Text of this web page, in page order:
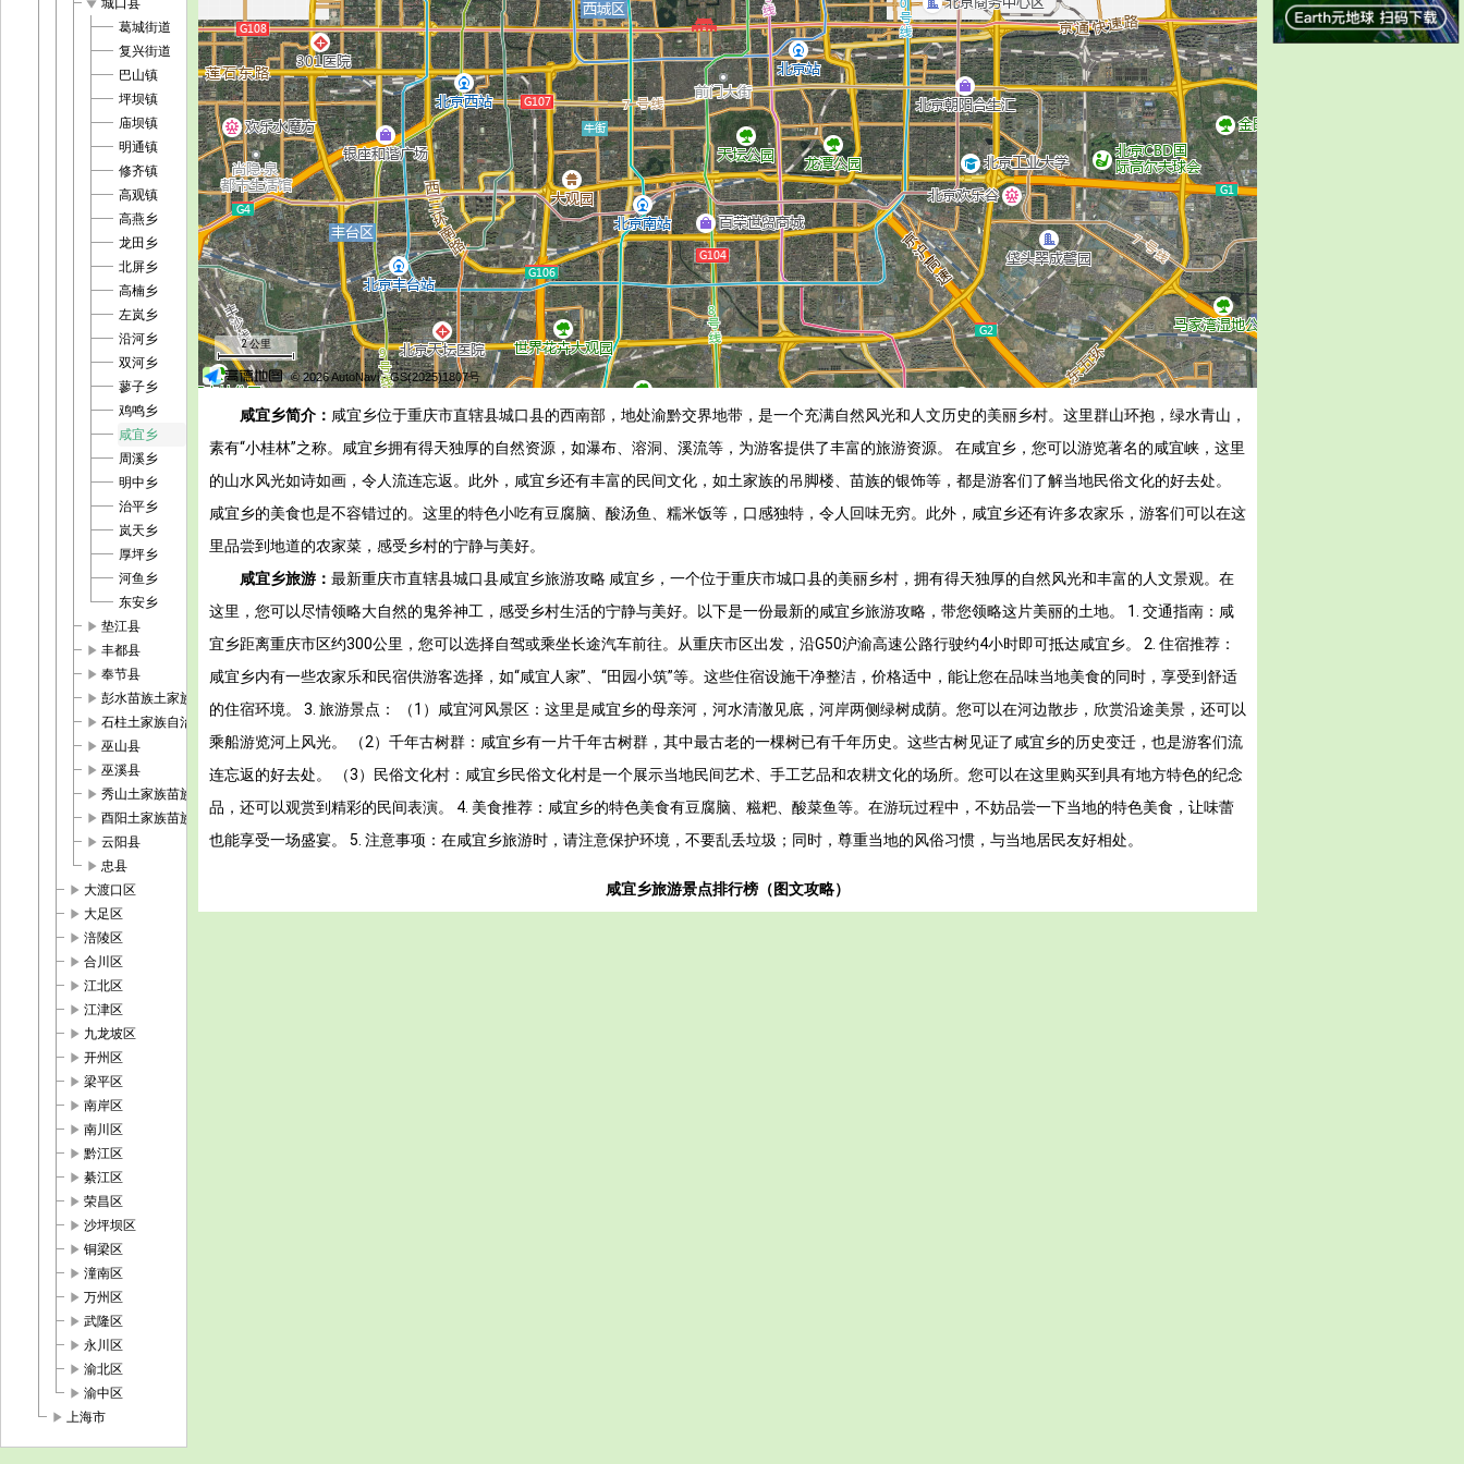
城口县
葛城街道
复兴街道
巴山镇
坪坝镇
庙坝镇
明通镇
修齐镇
高观镇
高燕乡
龙田乡
北屏乡
高楠乡
左岚乡
沿河乡
双河乡
蓼子乡
鸡鸣乡
咸宜乡
周溪乡
明中乡
治平乡
岚天乡
厚坪乡
河鱼乡
东安乡
play_arrow 垫江县
play_arrow 丰都县
play_arrow 奉节县
play_arrow 彭水苗族土家族自治县
play_arrow 石柱土家族自治县
play_arrow 巫山县
play_arrow 巫溪县
play_arrow 秀山土家族苗族自治县
play_arrow 酉阳土家族苗族自治县
play_arrow 云阳县
play_arrow 忠县
play_arrow 大渡口区
play_arrow 大足区
play_arrow 涪陵区
play_arrow 合川区
play_arrow 江北区
play_arrow 江津区
play_arrow 九龙坡区
play_arrow 开州区
play_arrow 梁平区
play_arrow 南岸区
play_arrow 南川区
play_arrow 黔江区
play_arrow 綦江区
play_arrow 荣昌区
play_arrow 沙坪坝区
play_arrow 铜梁区
play_arrow 潼南区
play_arrow 万州区
play_arrow 武隆区
play_arrow 永川区
play_arrow 渝北区
play_arrow 渝中区
play_arrow 上海市
2 公里
© 2026 AutoNavi- GS(2025)1807号
咸宜乡简介： 咸宜乡位于重庆市直辖县城口县的西南部，地处渝黔交界地带，是一个充满自然风光和人文历史的美丽乡村。这里群山环抱，绿水青山，
素有“小桂林”之称。咸宜乡拥有得天独厚的自然资源，如瀑布、溶洞、溪流等，为游客提供了丰富的旅游资源。 在咸宜乡，您可以游览著名的咸宜峡，这里
的山水风光如诗如画，令人流连忘返。此外，咸宜乡还有丰富的民间文化，如土家族的吊脚楼、苗族的银饰等，都是游客们了解当地民俗文化的好去处。
咸宜乡的美食也是不容错过的。这里的特色小吃有豆腐脑、酸汤鱼、糯米饭等，口感独特，令人回味无穷。此外，咸宜乡还有许多农家乐，游客们可以在这
里品尝到地道的农家菜，感受乡村的宁静与美好。
咸宜乡旅游： 最新重庆市直辖县城口县咸宜乡旅游攻略 咸宜乡，一个位于重庆市城口县的美丽乡村，拥有得天独厚的自然风光和丰富的人文景观。在
这里，您可以尽情领略大自然的鬼斧神工，感受乡村生活的宁静与美好。以下是一份最新的咸宜乡旅游攻略，带您领略这片美丽的土地。 1. 交通指南：咸
宜乡距离重庆市区约300公里，您可以选择自驾或乘坐长途汽车前往。从重庆市区出发，沿G50沪渝高速公路行驶约4小时即可抵达咸宜乡。 2. 住宿推荐：
咸宜乡内有一些农家乐和民宿供游客选择，如“咸宜人家”、“田园小筑”等。这些住宿设施干净整洁，价格适中，能让您在品味当地美食的同时，享受到舒适
的住宿环境。 3. 旅游景点： （1）咸宜河风景区：这里是咸宜乡的母亲河，河水清澈见底，河岸两侧绿树成荫。您可以在河边散步，欣赏沿途美景，还可以
乘船游览河上风光。 （2）千年古树群：咸宜乡有一片千年古树群，其中最古老的一棵树已有千年历史。这些古树见证了咸宜乡的历史变迁，也是游客们流
连忘返的好去处。 （3）民俗文化村：咸宜乡民俗文化村是一个展示当地民间艺术、手工艺品和农耕文化的场所。您可以在这里购买到具有地方特色的纪念
品，还可以观赏到精彩的民间表演。 4. 美食推荐：咸宜乡的特色美食有豆腐脑、糍粑、酸菜鱼等。在游玩过程中，不妨品尝一下当地的特色美食，让味蕾
也能享受一场盛宴。 5. 注意事项：在咸宜乡旅游时，请注意保护环境，不要乱丢垃圾；同时，尊重当地的风俗习惯，与当地居民友好相处。
咸宜乡旅游景点排行榜（图文攻略）